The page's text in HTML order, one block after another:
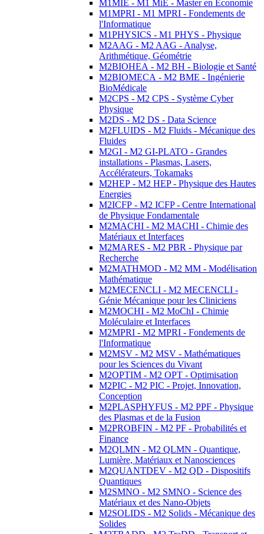
M1MIE - M1 MiE - Master en Economie
M1MPRI - M1 MPRI - Fondements de
l'Informatique
M1PHYSICS - M1 PHYS - Physique
M2AAG - M2 AAG - Analyse,
Arithmétique, Géométrie
M2BIOHEA - M2 BH - Biologie et Santé
M2BIOMECA - M2 BME - Ingénierie
BioMédicale
M2CPS - M2 CPS - Système Cyber
Physique
M2DS - M2 DS - Data Science
M2FLUIDS - M2 Fluids - Mécanique des
Fluides
M2GI - M2 GI-PLATO - Grandes
installations - Plasmas, Lasers,
Accélérateurs, Tokamaks
M2HEP - M2 HEP - Physique des Hautes
Energies
M2ICFP - M2 ICFP - Centre International
de Physique Fondamentale
M2MACHI - M2 MACHI - Chimie des
Matériaux et Interfaces
M2MARES - M2 PBR - Physique par
Recherche
M2MATHMOD - M2 MM - Modélisation
Mathématique
M2MECENCLI - M2 MECENCLI -
Génie Mécanique pour les Cliniciens
M2MOCHI - M2 MoChI - Chimie
Moléculaire et Interfaces
M2MPRI - M2 MPRI - Fondements de
l'Informatique
M2MSV - M2 MSV - Mathématiques
pour les Sciences du Vivant
M2OPTIM - M2 OPT - Optimisation
M2PIC - M2 PIC - Projet, Innovation,
Conception
M2PLASPHYFUS - M2 PPF - Physique
des Plasmas et de la Fusion
M2PROBFIN - M2 PF - Probabilités et
Finance
M2QLMN - M2 QLMN - Quantique,
Lumière, Matériaux et Nanosciences
M2QUANTDEV - M2 QD - Dispositifs
Quantiques
M2SMNO - M2 SMNO - Science des
Matériaux et des Nano-Objets
M2SOLIDS - M2 Solids - Mécanique des
Solides